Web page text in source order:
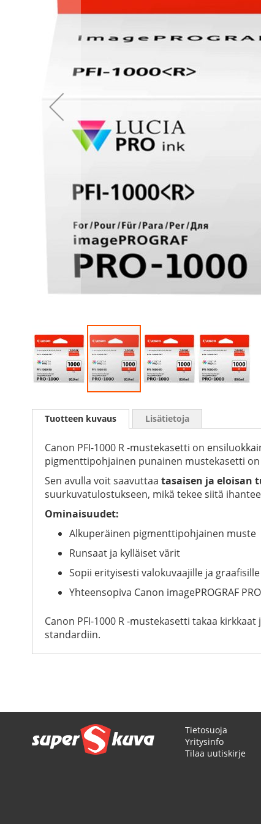
to
images
gallery
Tuotteen kuvaus
Canon PFI-1000 R -mustekasetti on
pigmenttipohjainen punainen mustekasetti on
Sen avulla voit saavuttaa tasaisen ja eloisan
suurkuvatulostukseen, mikä tekee siitä
Ominaisuudet:
Alkuperäinen pigmenttipohjainen muste
Runsaat ja kylläiset värit
Sopii erityisesti valokuvaajille ja
Yhteensopiva Canon imagePROGRAF
Canon PFI-1000 R -mustekasetti takaa
standardiin.
Lisätietoja
Tietosuoja
Yritysinfo
Tilaa uutiskirje